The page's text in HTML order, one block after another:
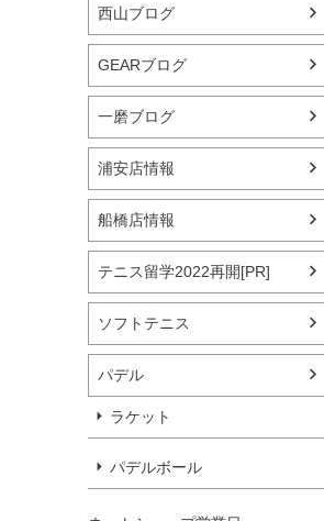
西山ブログ
GEARブログ
一磨ブログ
浦安店情報
船橋店情報
テニス留学2022再開[PR]
ソフトテニス
パデル
ラケット
パデルボール